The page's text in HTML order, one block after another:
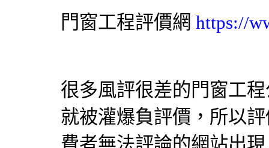
門窗工程評價網 https://
很多風評很差的 門窗工程
就被灌爆負評價，所以